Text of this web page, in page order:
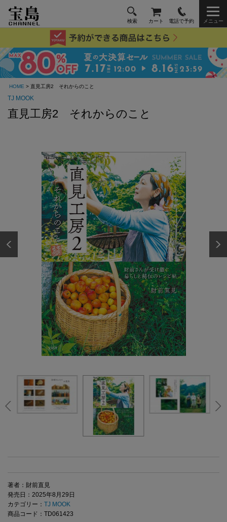
検索 カート 電話で予約 メニュー
HOME > 直見工房2 それからのこと
TJ MOOK
直見工房2 それからのこと
著者：財前直見
発売日：2025年8月29日
カテゴリー： TJ MOOK
商品コード：TD061423